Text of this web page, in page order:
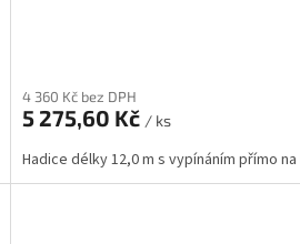
4 360 Kč bez DPH
5 275,60 Kč / ks
Hadice délky 12,0 m s vypínáním přímo